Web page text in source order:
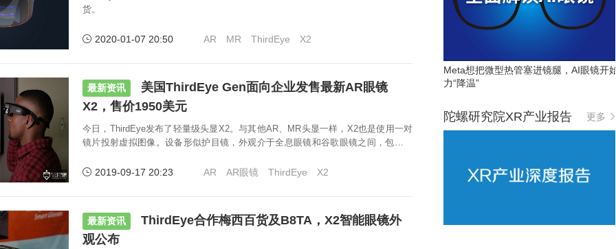
货。
2020-01-07 20:50 AR MR ThirdEye X2
最新资讯
美国ThirdEye Gen面向企业发售最新AR眼镜
X2，售价1950美元
今日，ThirdEye发布了轻量级头显X2。与其他AR、MR头显一样，X2也是使用一对
镜片投射虚拟图像。设备形似护目镜，外观介于全息眼镜和谷歌眼镜之间，包括完
2019-09-17 20:23 AR AR眼镜 ThirdEye X2
最新资讯
ThirdEye合作梅西百货及B8TA，X2智能眼镜外
观公布
Meta想把微型热管塞进镜腿，AI眼镜开
力“降温”
陀螺研究院XR产业报告 更多